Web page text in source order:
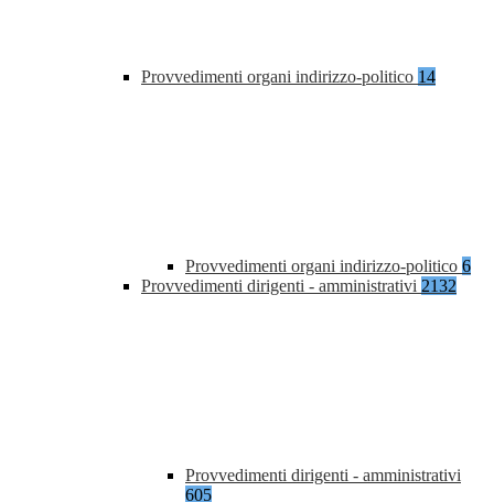
Provvedimenti organi indirizzo-politico 14
Provvedimenti organi indirizzo-politico 6
Provvedimenti dirigenti - amministrativi 2132
Provvedimenti dirigenti - amministrativi
605